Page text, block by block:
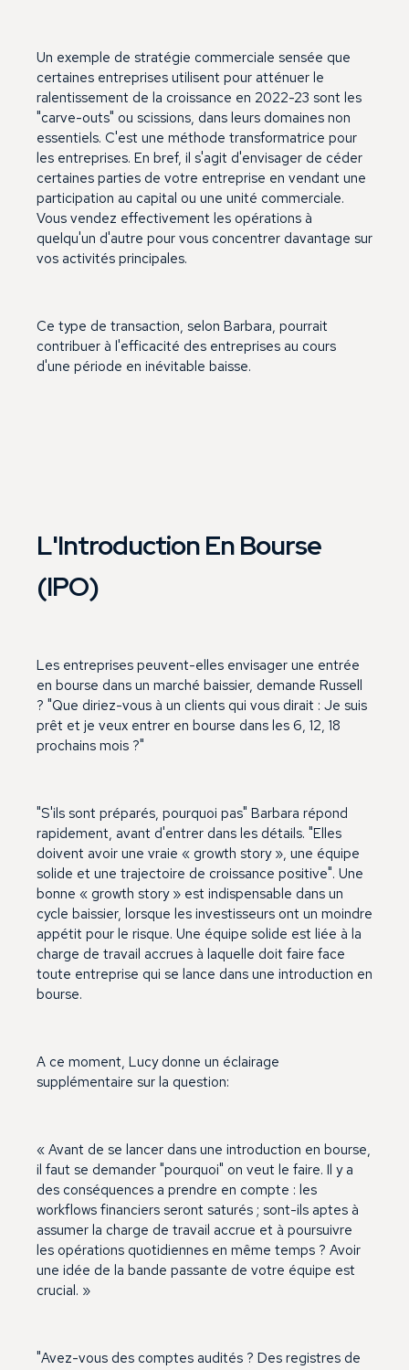
Un exemple de stratégie commerciale sensée que
certaines entreprises utilisent pour atténuer le
ralentissement de la croissance en 2022-23 sont les
"carve-outs" ou scissions, dans leurs domaines non
essentiels. C'est une méthode transformatrice pour
les entreprises. En bref, il s'agit d'envisager de céder
certaines parties de votre entreprise en vendant une
participation au capital ou une unité commerciale.
Vous vendez effectivement les opérations à
quelqu'un d'autre pour vous concentrer davantage sur
vos activités principales.
Ce type de transaction, selon Barbara, pourrait
contribuer à l'efficacité des entreprises au cours
d'une période en inévitable baisse.
L'Introduction En Bourse
(IPO)
Les entreprises peuvent-elles envisager une entrée
en bourse dans un marché baissier, demande Russell
? "Que diriez-vous à un clients qui vous dirait : Je suis
prêt et je veux entrer en bourse dans les 6, 12, 18
prochains mois ?"
"S'ils sont préparés, pourquoi pas" Barbara répond
rapidement, avant d'entrer dans les détails. "Elles
doivent avoir une vraie « growth story », une équipe
solide et une trajectoire de croissance positive". Une
bonne « growth story » est indispensable dans un
cycle baissier, lorsque les investisseurs ont un moindre
appétit pour le risque. Une équipe solide est liée à la
charge de travail accrues à laquelle doit faire face
toute entreprise qui se lance dans une introduction en
bourse.
A ce moment, Lucy donne un éclairage
supplémentaire sur la question:
« Avant de se lancer dans une introduction en bourse,
il faut se demander "pourquoi" on veut le faire. Il y a
des conséquences a prendre en compte : les
workflows financiers seront saturés ; sont-ils aptes à
assumer la charge de travail accrue et à poursuivre
les opérations quotidiennes en même temps ? Avoir
une idée de la bande passante de votre équipe est
crucial. »
"Avez-vous des comptes audités ? Des registres de